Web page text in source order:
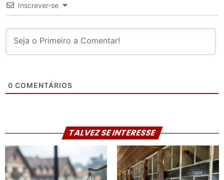
Inscrever-se
0 COMENTÁRIOS
TALVEZ SE INTERESSE